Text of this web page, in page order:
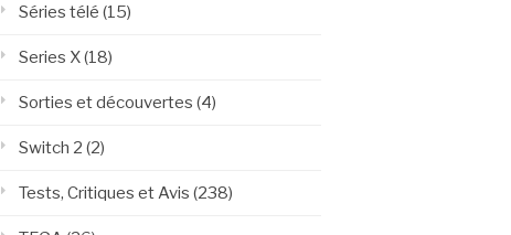
Séries télé (15)
Series X(18)
Sorties et découvertes (4)
Switch 2 (2)
Tests, Critiques et Avis (238)